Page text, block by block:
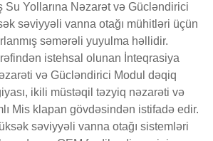
Su Yollarına Nəzarət və Gücləndirici
səviyyəli vanna otağı mühitləri üçün
səmərəli yuyulma həllidir.
istehsal olunan İnteqrasiya
və Gücləndirici Modul dəqiq
ikili müstəqil təzyiq nəzarəti və
Mis klapan gövdəsindən istifadə edir.
səviyyəli vanna otağı sistemləri